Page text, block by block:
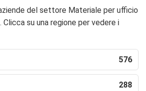
del settore Materiale per ufficio
Clicca su una regione per vedere i
576
288